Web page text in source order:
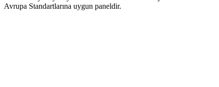
Avrupa Standartlarına uygun paneldir.